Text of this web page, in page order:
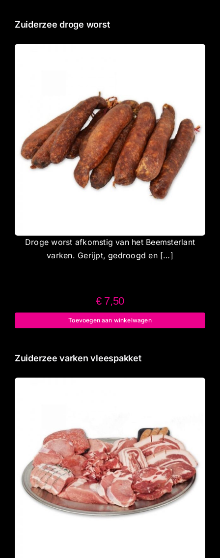
Zuiderzee droge worst
Droge worst afkomstig van het Beemsterlant
varken. Gerijpt, gedroogd en […]
€7,50
Toevoegen aan winkelwagen
Zuiderzee varken vleespakket